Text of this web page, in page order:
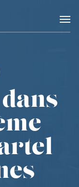
Accès rapide